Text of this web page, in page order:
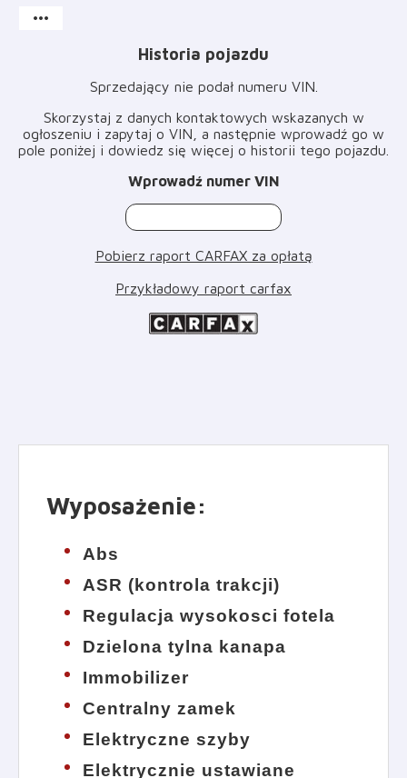
more_horiz
Historia pojazdu
Sprzedający nie podał numeru VIN
Skorzystaj z danych kontaktowych wskazanych w
ogłoszeniu i zapytaj o VIN, a następnie wprowadź go w
pole poniżej i dowiedz się więcej o historii tego pojazdu
Wprowadź numer VIN
Pobierz raport CARFAX za opłatą
Przykładowy raport carfax
Wyposażenie:
Abs
ASR (kontrola trakcji)
Regulacja wysokosci fotela
Dzielona tylna kanapa
Immobilizer
Centralny zamek
Elektryczne szyby
Elektrycznie ustawiane